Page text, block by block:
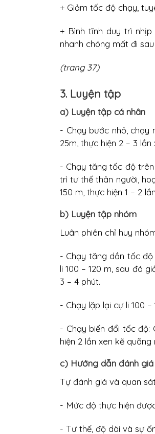
+ Giảm tốc độ chạy,
+ Bình tĩnh duy trì
nhanh chóng mất đi
(trang 37)
3. Luyện tập
a) Luyện tập cá nhân
- Chạy bước nhỏ, chạy
25m, thực hiện 2 – 3
- Chạy tăng tốc độ
trì tư thế thân người,
150 m, thực hiện 1 – 2
b) Luyện tập nhóm
Luân phiên chỉ huy
- Chạy tăng dần tốc
li 100 – 120 m, sau đó
3 – 4 phút.
- Chạy lặp lại cự li 100
- Chạy biến đổi tốc độ:
hiện 2 lần xen kẽ quãng
c) Hướng dẫn đánh
Tự đánh giá và quan
- Mức độ thực hiện
- Tư thế, độ dài và sự